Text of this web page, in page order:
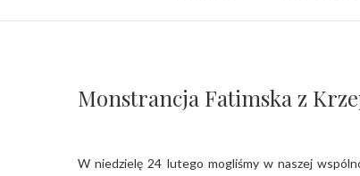
Monstrancja Fatimska z
W niedzielę 24 lutego mogliśmy w naszej wspólnocie parafialnej podziwiać Monstrancję z Sanktuarium Matki Bożej Fatimskiej na